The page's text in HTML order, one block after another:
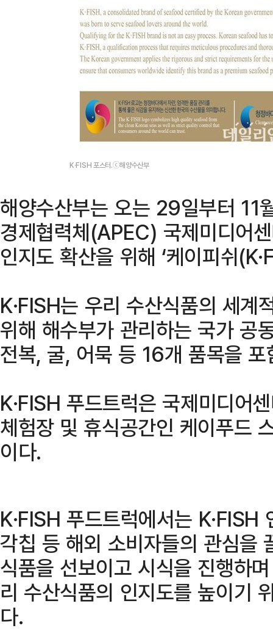
K·FISH 포스터.ⓒ해양수산부
해양수산부는 오는 29일부터 11
경제협력체(APEC) 국제미디어
인지도 확산을 위해 ‘케이피쉬
K·FISH는 우리 수산식품의 세계
위해 해수부가 관리하는 국가 공
전복, 굴, 어묵 등 16개 품목을 포
K·FISH 푸드트럭은 국제미디어
체험장 및 휴식공간인 케이푸드
이다.
K·FISH 푸드트럭에서는
각칩 등 해외 소비자들의 관심을
식품을 선보이고 시식을 진행하
리 수산식품의 인지도를 높이기
다.